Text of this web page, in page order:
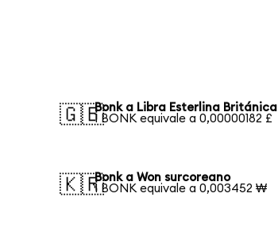
🇬🇧Bonk a Libra Esterlina Británica
1 BONK equivale a 0,00000182 £
🇰🇷Bonk a Won surcoreano
1 BONK equivale a 0,003452 ₩